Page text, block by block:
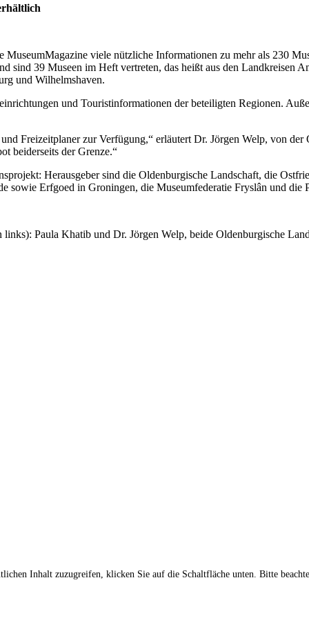
MuseumMagazine viele nützliche Informationen zu mehr als 230
sind 39 Museen im Heft vertreten, das heißt aus den Landkreisen
und Wilhelmshaven.
und Touristinformationen der beteiligten Regionen.
Freizeitplaner zur Verfügung,“ erläutert Dr. Jörgen Welp, von
beiderseits der Grenze.“
Herausgeber sind die Oldenburgische Landschaft, die
sowie Erfgoed in Groningen, die Museumfederatie Fryslân und die
Paula Khatib und Dr. Jörgen Welp, beide Oldenburgische
Inhalt zuzugreifen, klicken Sie auf die Schaltfläche unten. Bitte